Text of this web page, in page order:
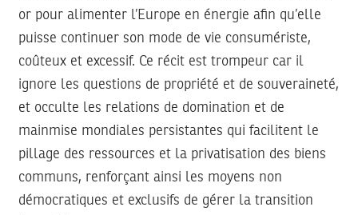
or pour alimenter l’Europe en énergie afin qu’elle
puisse continuer son mode de vie consumériste,
coûteux et excessif. Ce récit est trompeur car il
ignore les questions de propriété et de souveraineté,
et occulte les relations de domination et de
mainmise mondiales persistantes qui facilitent le
pillage des ressources et la privatisation des biens
communs, renforçant ainsi les moyens non
démocratiques et exclusifs de gérer la transition